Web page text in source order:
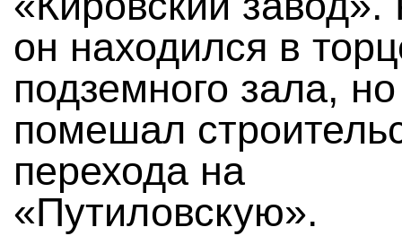
он находился в
подземного зала, но
помешал
перехода на
«Путиловскую».